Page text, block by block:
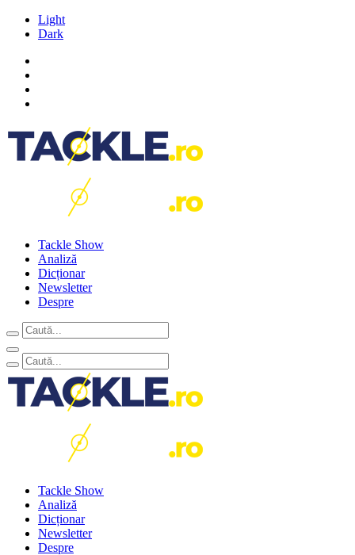
Light
Dark
Tackle Show
Analiză
Dicționar
Newsletter
Despre
Tackle Show
Analiză
Dicționar
Newsletter
Despre